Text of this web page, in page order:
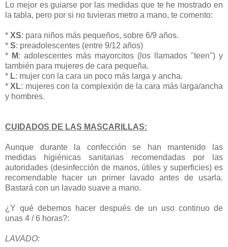
Lo mejor es guiarse por las medidas que te he mostrado en
la tabla, pero por si no tuvieras metro a mano, te comento:
* XS: para niños más pequeños, sobre 6/9 años.
* S: preadolescentes (entre 9/12 años)
* M: adolescentes más mayorcitos (los llamados "teen") y
también para mujeres de cara pequeña.
* L: mujer con la cara un poco más larga y ancha.
*XL: mujeres con la complexión de la cara más larga/ancha
y hombres.
CUIDADOS DE LAS MASCARILLAS:
Aunque durante la confección se han mantenido las
medidas higiénicas sanitarias recomendadas por las
autoridades (desinfección de manos, útiles y superficies) es
recomendable hacer un primer lavado antes de usarla.
Bastará con un lavado suave a mano.
¿Y qué debemos hacer después de un uso continuo de
unas 4 / 6 horas?:
LAVADO: